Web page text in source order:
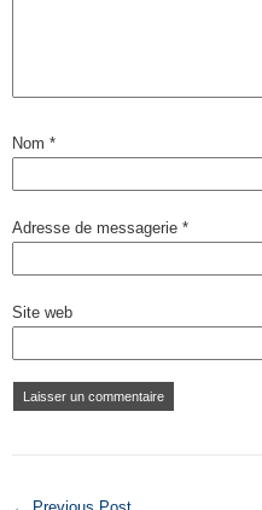
Nom *
Adresse de messagerie *
Site web